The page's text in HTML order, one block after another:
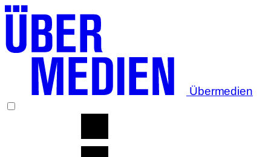
Übermedien